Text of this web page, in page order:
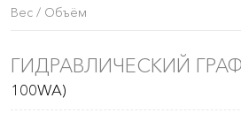
Вес / Объём
ГИДРАВЛИЧЕСКИЙ
100WA)